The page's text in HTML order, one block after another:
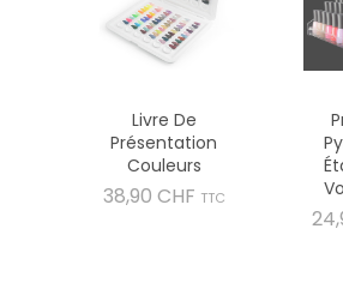
Livre De
Présentation
Couleurs
38,90 CHF Prix
TTC